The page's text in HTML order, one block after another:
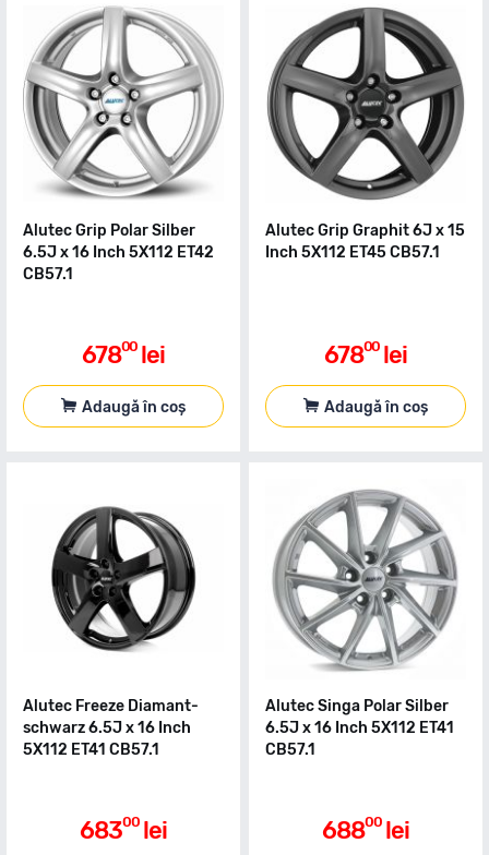
Alutec Grip Polar Silber
6.5J x 16 Inch 5X112 ET42
CB57.1
67800 lei
Adaugă în coș
Alutec Grip Graphit 6J x 15
Inch 5X112 ET45 CB57.1
67800 lei
Adaugă în coș
Alutec Freeze Diamant-
schwarz 6.5J x 16 Inch
5X112 ET41 CB57.1
68300 lei
Alutec Singa Polar Silber
6.5J x 16 Inch 5X112 ET41
CB57.1
68800 lei